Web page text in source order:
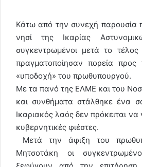
Κάτω από την συνεχή παρουσία
νησί της Ικαρίας
συγκεντρωμένοι μετά το
πραγματοποίησαν πορεία προς
«υποδοχή» του πρωθυπουργού.
Με τα πανό της ΕΛΜΕ και του
και συνθήματα στάλθηκε ένα
Ικαριακός λαός δεν πρόκειται να
κυβερνητικές φιέστες.
Μετά την άφιξη του
Μητσοτάκη οι